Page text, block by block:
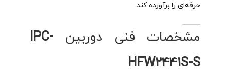
حرفه‌ای را برآورده کند.
مشخصات فنی دوربین IPC-
HFW2441S-S